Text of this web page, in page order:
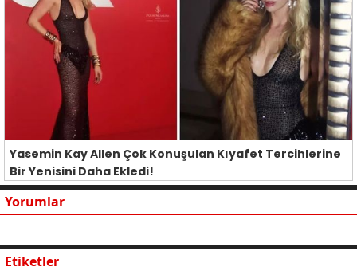
Yasemin Kay Allen Çok Konuşulan Kıyafet Tercihlerine
Bir Yenisini Daha Ekledi!
Yorumlar
Etiketler